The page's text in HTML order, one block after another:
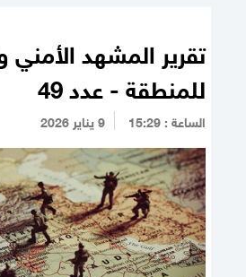
تقرير المشهد
للمنطقة - عدد 49
الساعة : 15:29 9 يناير 2026